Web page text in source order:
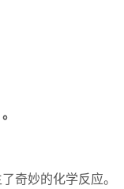
奇妙的化学反应。